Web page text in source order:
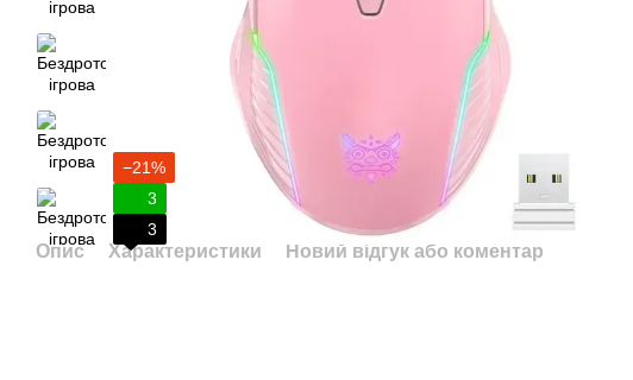
−21%
3
3
Опис Характеристики Новий відгук або коментар